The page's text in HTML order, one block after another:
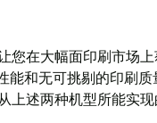
您在大幅面印刷市场
和无可挑剔的印刷
上述两种机型所能实